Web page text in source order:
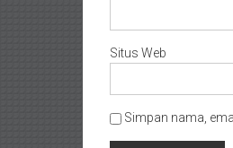
Situs Web
Simpan nama,